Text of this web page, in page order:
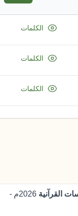
الكلمات
الكلمات
الكلمات
القرآنية
2026م -